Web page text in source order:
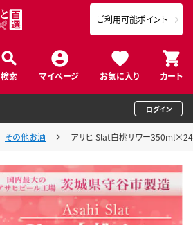
検索 マイページ お気に入り カート
ご利用可能ポイント
ログイン
その他お酒 アサヒ Slat白桃サワー